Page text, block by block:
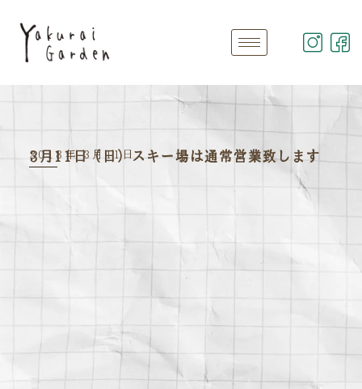
2018年 3月11日
3月11日（日）スキー場は通常営業致します